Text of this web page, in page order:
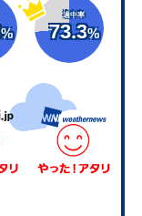
%
適中率
73.3%